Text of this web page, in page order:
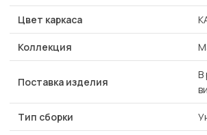
Цвет каркаса
Коллекция
Поставка изделия
В
Тип сборки